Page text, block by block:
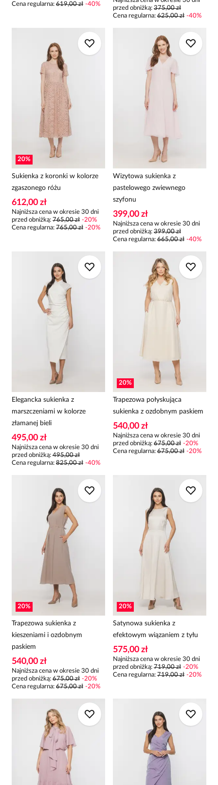
Cena regularna: 619,00 zł -40%
przed obniżką: 375,00 zł
Cena regularna: 625,00 zł -40%
20%
Sukienka z koronki w kolorze
zgaszonego różu
612,00 zł
Najniższa cena w okresie 30 dni
przed obniżką: 765,00 zł -20%
Cena regularna: 765,00 zł -20%
Wizytowa sukienka z
pastelowego zwiewnego
szyfonu
399,00 zł
Najniższa cena w okresie 30 dni
przed obniżką: 399,00 zł
Cena regularna: 665,00 zł -40%
Elegancka sukienka z
marszczeniami w kolorze
złamanej bieli
495,00 zł
Najniższa cena w okresie 30 dni
przed obniżką: 495,00 zł
Cena regularna: 825,00 zł -40%
20%
Trapezowa połyskująca
sukienka z ozdobnym paskiem
540,00 zł
Najniższa cena w okresie 30 dni
przed obniżką: 675,00 zł -20%
Cena regularna: 675,00 zł -20%
20%
Trapezowa sukienka z
kieszeniami i ozdobnym
paskiem
540,00 zł
Najniższa cena w okresie 30 dni
przed obniżką: 675,00 zł -20%
Cena regularna: 675,00 zł -20%
20%
Satynowa sukienka z
efektowym wiązaniem z tyłu
575,00 zł
Najniższa cena w okresie 30 dni
przed obniżką: 719,00 zł -20%
Cena regularna: 719,00 zł -20%